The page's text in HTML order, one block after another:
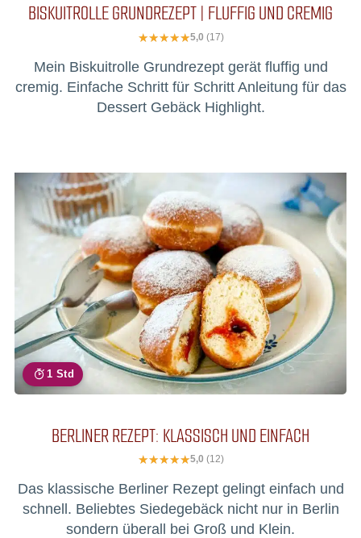
BISKUITROLLE GRUNDREZEPT | FLUFFIG UND CREMIG
5,0 (17)
Mein Biskuitrolle Grundrezept gerät fluffig und
cremig. Einfache Schritt für Schritt Anleitung für das
Dessert Gebäck Highlight.
1 Std
BERLINER REZEPT: KLASSISCH UND EINFACH
5,0 (12)
Das klassische Berliner Rezept gelingt einfach und
schnell. Beliebtes Siedegebäck nicht nur in Berlin
sondern überall bei Groß und Klein.